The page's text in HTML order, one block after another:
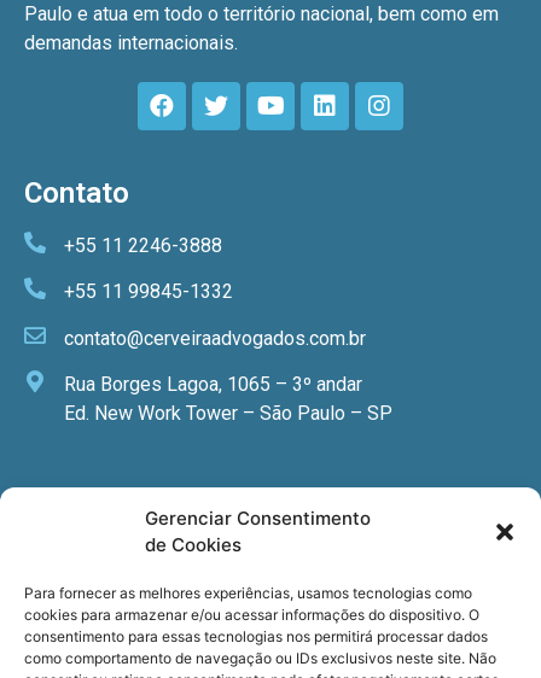
Gerenciar Consentimento
de Cookies
Para fornecer as melhores experiências, usamos tecnologias como
cookies para armazenar e/ou acessar informações do dispositivo. O
consentimento para essas tecnologias nos permitirá processar dados
como comportamento de navegação ou IDs exclusivos neste site. Não
Paulo e atua em todo o território nacional, bem como em
demandas internacionais.
Contato
+55 11 2246-3888
+55 11 99845-1332
contato@cerveiraadvogados.com.br
Rua Borges Lagoa, 1065 – 3º andar
Ed. New Work Tower – São Paulo – SP
Newsletter
especializadas, cursos e eventos?
Registre seu email.